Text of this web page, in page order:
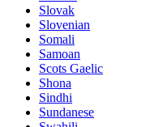
Slovak
Slovenian
Somali
Samoan
Scots Gaelic
Shona
Sindhi
Sundanese